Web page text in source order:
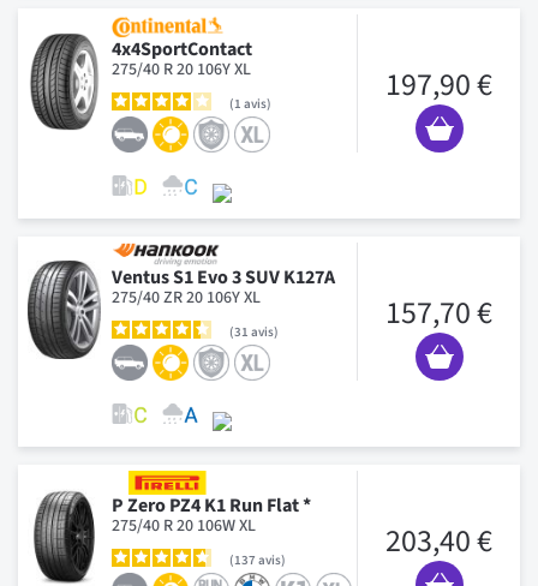
4x4SportContact
275/40 R 20 106Y XL
1 avis 197,90 €
Ventus S1 Evo 3 SUV K127A
275/40 ZR 20 106Y XL
31 avis 157,70 €
P Zero PZ4 K1 Run Flat *
275/40 R 20 106W XL
137 avis 203,40 €